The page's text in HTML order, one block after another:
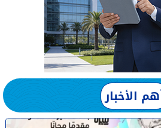
الأخبار